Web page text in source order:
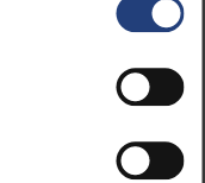
vondst’, zegt
Dat is een